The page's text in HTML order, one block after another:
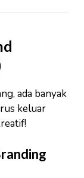
ada banyak
keluar